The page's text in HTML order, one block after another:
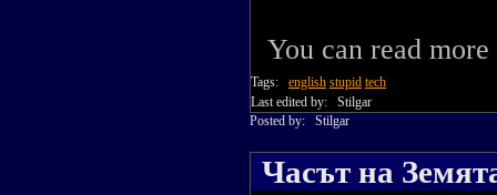
You can read
Tags: english stupid tech
Last edited by: Stilgar
Posted by: Stilgar
Часът на